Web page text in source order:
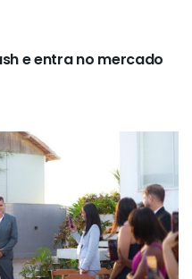
e entra no mercado